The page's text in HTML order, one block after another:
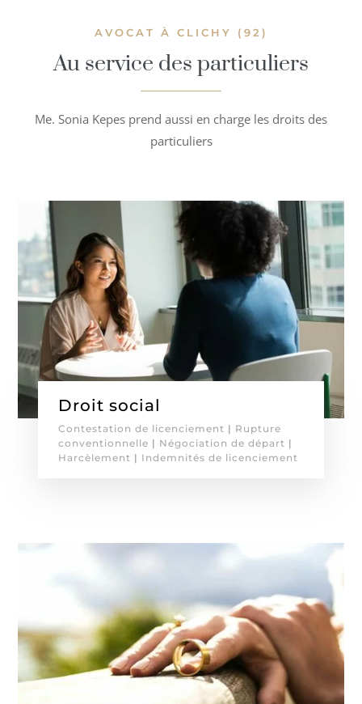
AVOCAT À CLICHY (92)
Au service des particuliers
Me. Sonia Kepes prend aussi en charge les droits des
particuliers
Droit social
Contestation de licenciement | Rupture
conventionnelle | Négociation de départ |
Harcèlement | Indemnités de licenciement